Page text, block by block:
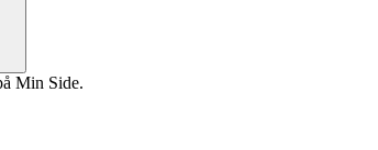
Min Side.